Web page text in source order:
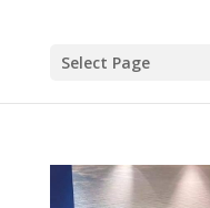
Select Page